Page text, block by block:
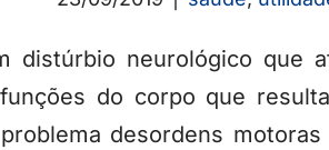
distúrbio neurológico que
do corpo que
desordens